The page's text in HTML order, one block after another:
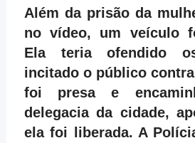
Além da prisão da
no vídeo, um veículo
Ela teria ofendido
incitado o público
foi presa e
delegacia da cidade,
ela foi liberada. A